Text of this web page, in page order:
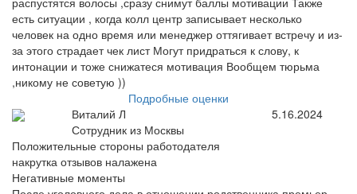
есть ситуации , когда колл центр записывает несколько
человек на одно время или менеджер оттягивает встречу и из-
за этого страдает чек лист Могут придраться к слову, к
интонации и тоже снижатеся мотивация Вообщем тюрьма
,никому не советую ))
Подробные оценки
Виталий Л
Сотрудник из Москвы
5.16.2024
Положительные стороны работодателя
накрутка отзывов налажена
Негативные моменты